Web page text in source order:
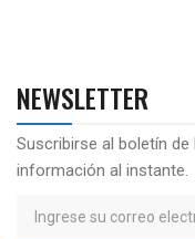
NEWSLETTER
Suscribirse al boletín
información al instante.